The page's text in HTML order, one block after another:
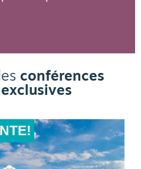
conférences